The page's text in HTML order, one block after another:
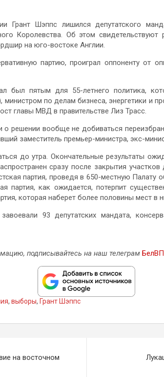
Грант Шэппс лишился депутатского
Королевства. Об этом свидетельствуют
на юго-востоке Англии.
партию, проиграл оппоненту от
был пятым для 55-летнего политика,
министром по делам бизнеса, энергетики и
главы МВД в правительстве Лиз Трасс.
о решении вообще не добиваться
заместитель премьер-министра, экс-
до утра. Окончательные результаты
сразу после закрытия
партия, проведя в 650-местную Палату
партия, как ожидается, потерпит
которая наберет более половины мест в
93 депутатских мандата,
подписывайтесь на наш телеграм
, выборы, Грант Шэппс
на восточном